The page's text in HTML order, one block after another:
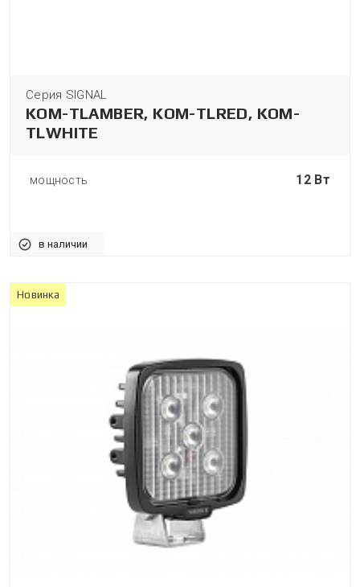
Серия SIGNAL
KOM-TLAMBER, KOM-TLRED, KOM-
TLWHITE
мощность 12 Вт
в наличии
Новинка